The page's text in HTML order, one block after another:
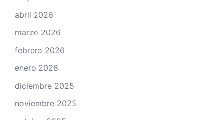
abril 2026
marzo 2026
febrero 2026
enero 2026
diciembre 2025
noviembre 2025